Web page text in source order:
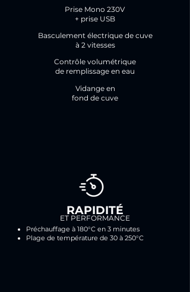
Prise Mono 230V
+ prise USB
Basculement électrique de cuve
à 2 vitesses
Contrôle volumétrique
de remplissage en eau
Vidange en
fond de cuve
RAPIDITÉ
ET PERFORMANCE
Préchauffage à 180°C en 3 minutes
Plage de température de 30 à 250°C